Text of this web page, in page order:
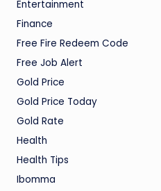
Entertainment
Finance
Free Fire Redeem Code
Free Job Alert
Gold Price
Gold Price Today
Gold Rate
Health
Health Tips
Ibomma